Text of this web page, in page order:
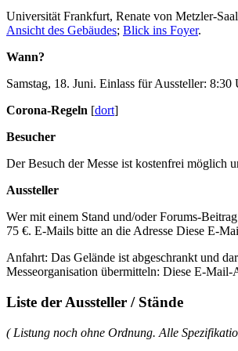
Universität Frankfurt, Renate von Metzler-
Ansicht des Gebäudes; Blick ins Foyer.
Wann?
Samstag, 18. Juni. Einlass für Aussteller:
Corona-Regeln [dort]
Besucher
Der Besuch der Messe ist kostenfrei möglich
Aussteller
Wer mit einem Stand und/oder Forums-
75 €. E-Mails bitte an die Adresse Diese E-
Anfahrt: Das Gelände ist abgeschrankt und
Messeorganisation übermitteln: Diese E-Mail-
Liste der Aussteller / Stände
( Listung noch ohne Ordnung. Alle